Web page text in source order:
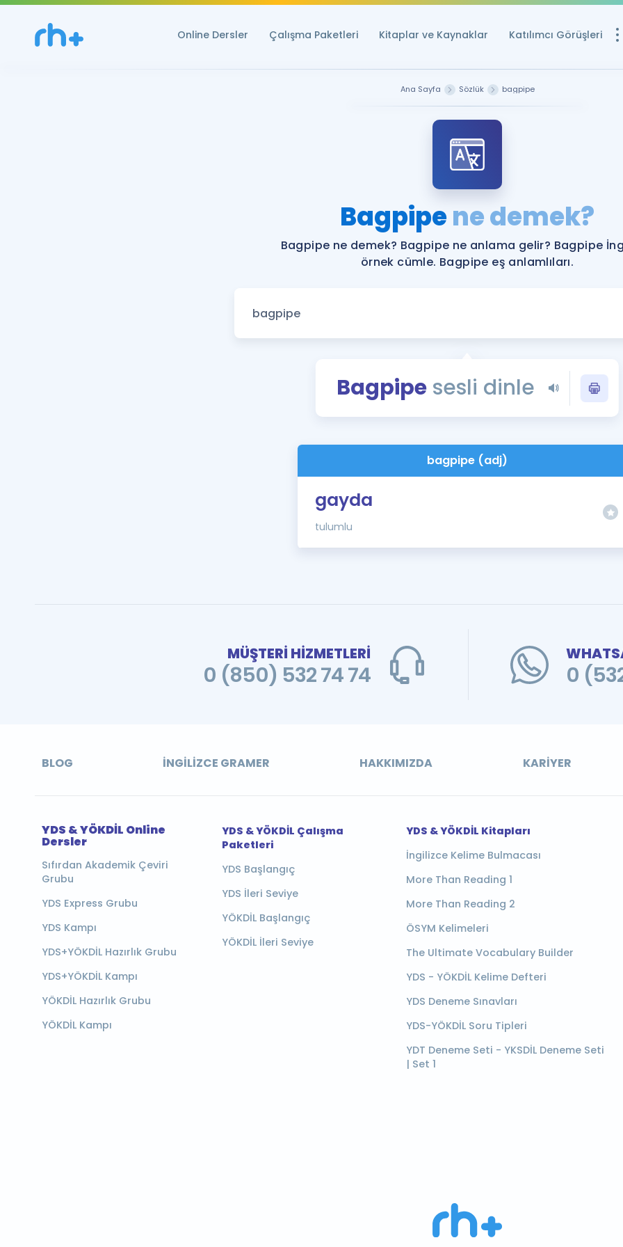
Online Dersler Çalışma Paketleri Kitaplar ve Kaynaklar Katılımcı Görüşleri
YDS ve YÖKDİL
Rehberlik Aracı
YDS ve YÖKDİL'e
Tüm ÖSYM
YDS - YÖKDİL
İngilizce Gramer
Ana Sayfa Sözlük bagpipe
Bagpipene demek?
Bagpipe ne demek? Bagpipe ne anlama gelir? Bagpipe
örnek cümle. Bagpipe eş anlamlıları.
Bagpipesesli dinle
bagpipe (adj)
gayda
tulumlu
MÜŞTERİ HİZMETLERİ
0 (850) 532 74 74 0
BLOG İNGILIZCE GRAMER HAKKIMIZDA KARIYER
YDS & YÖKDİL Online
Dersler
Sıfırdan Akademik Çeviri
Grubu
YDS Express Grubu
YDS Kampı
YDS+YÖKDİL Hazırlık Grubu
YDS+YÖKDİL Kampı
YÖKDİL Hazırlık Grubu
YÖKDİL Kampı
YDS & YÖKDİL Çalışma
Paketleri
YDS Başlangıç
YDS İleri Seviye
YÖKDİL Başlangıç
YÖKDİL İleri Seviye
YDS & YÖKDİL Kitapları
İngilizce Kelime Bulmacası
More Than Reading 1
More Than Reading 2
ÖSYM Kelimeleri
The Ultimate Vocabulary Builder
YDS - YÖKDİL Kelime Defteri
YDS Deneme Sınavları
YDS-YÖKDİL Soru Tipleri
YDT Deneme Seti - YKSDİL Deneme Seti
| Set 1